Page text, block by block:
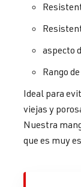
aspecto
Rango
Ideal para
viejas y
Nuestra
que es muy